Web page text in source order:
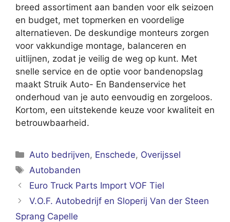
breed assortiment aan banden voor elk seizoen
en budget, met topmerken en voordelige
alternatieven. De deskundige monteurs zorgen
voor vakkundige montage, balanceren en
uitlijnen, zodat je veilig de weg op kunt. Met
snelle service en de optie voor bandenopslag
maakt Struik Auto- En Bandenservice het
onderhoud van je auto eenvoudig en zorgeloos.
Kortom, een uitstekende keuze voor kwaliteit en
betrouwbaarheid.
Categorieën
Auto bedrijven, Enschede, Overijssel
Tags
Autobanden
Euro Truck Parts Import VOF Tiel
V.O.F. Autobedrijf en Sloperij Van der Steen
Sprang Capelle